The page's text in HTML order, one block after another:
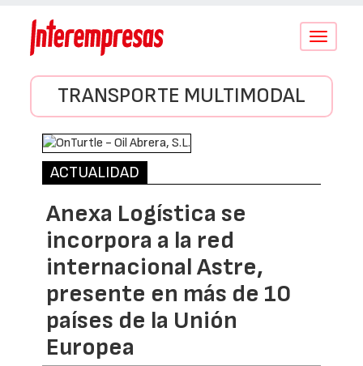
Conmutar
TRANSPORTE MULTIMODAL
ACTUALIDAD
Anexa Logística se
incorpora a la red
internacional Astre,
presente en más de 10
países de la Unión
Europea